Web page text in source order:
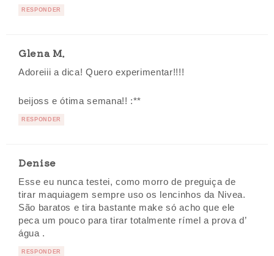
RESPONDER
Glena M.
Adoreiii a dica! Quero experimentar!!!!
beijoss e ótima semana!! :**
RESPONDER
Denise
Esse eu nunca testei, como morro de preguiça de
tirar maquiagem sempre uso os lencinhos da Nivea.
São baratos e tira bastante make só acho que ele
peca um pouco para tirar totalmente rímel a prova d’
água .
RESPONDER